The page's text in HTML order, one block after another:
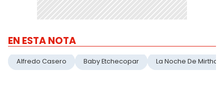
EN ESTA NOTA
Alfredo Casero Baby Etchecopar La Noche De Mirtha